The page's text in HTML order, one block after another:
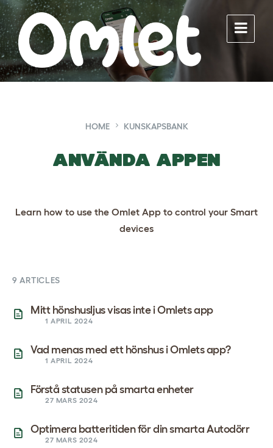
Skip
to
content
Skip
to
main
navigation
Skip
to
footer
HOME KUNSKAPSBANK
Använda appen
Learn how to use the Omlet App to control your Smart
devices
9 ARTICLES
Mitt hönshusljus visas inte i Omlets app
1 APRIL 2024
Vad menas med ett hönshus i Omlets app?
1 APRIL 2024
Förstå statusen på smarta enheter
27 MARS 2024
Optimera batteritiden för din smarta Autodörr
27 MARS 2024